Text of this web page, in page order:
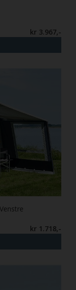
kr 3.967,-
kr 1.718,-